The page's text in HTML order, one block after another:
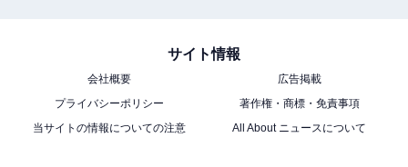
サイト情報
会社概要
広告掲載
プライバシーポリシー
著作権・商標・免責事項
当サイトの情報についての注意
All About ニュースについて